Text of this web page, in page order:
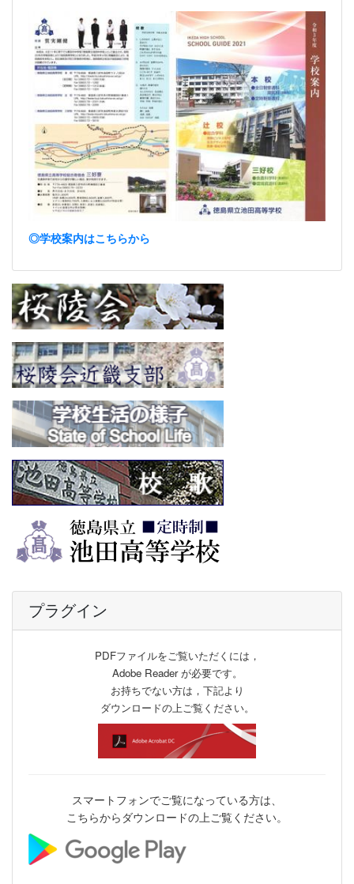
◎学校案内はこちらから
プラグイン
PDFファイルをご覧いただくには，
Adobe Reader が必要です。
お持ちでない方は，下記より
ダウンロードの上ご覧ください。
スマートフォンでご覧になっている方は、
こちらからダウンロードの上ご覧ください。